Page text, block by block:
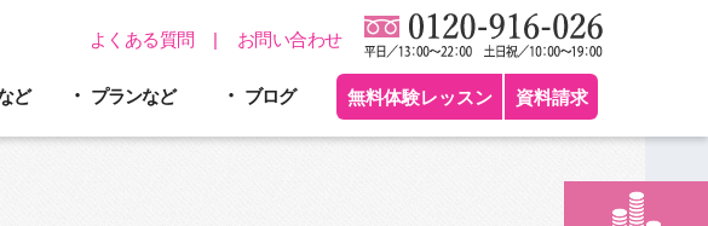
お問い合わせ
よくある質問
ど プランなど ブログ 無料体験レッスン 資料請求